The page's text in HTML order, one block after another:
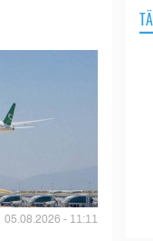
05.08.2026 - 11:11